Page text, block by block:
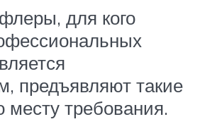
для кого
предъявляют такие
месту требования.